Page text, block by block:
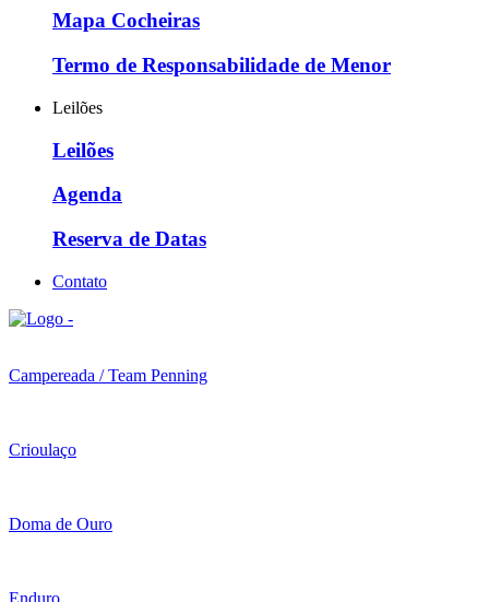
Mapa Cocheiras
Termo de Responsabilidade de Menor
Leilões
Leilões
Agenda
Reserva de Datas
Contato
Campereada / Team Penning
Crioulaço
Doma de Ouro
Enduro